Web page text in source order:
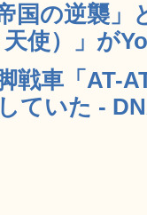
国の逆襲
使）」が
戦車「AT-
ていた -